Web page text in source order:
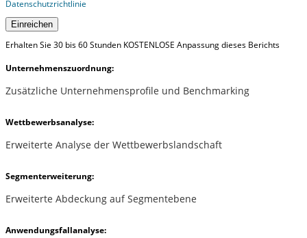
Datenschutzrichtlinie
Einreichen
Erhalten Sie 30 bis 60 Stunden KOSTENLOSE Anpassung dieses Berichts
Unternehmenszuordnung:
Zusätzliche Unternehmensprofile und Benchmarking
Wettbewerbsanalyse:
Erweiterte Analyse der Wettbewerbslandschaft
Segmenterweiterung:
Erweiterte Abdeckung auf Segmentebene
Anwendungsfallanalyse: